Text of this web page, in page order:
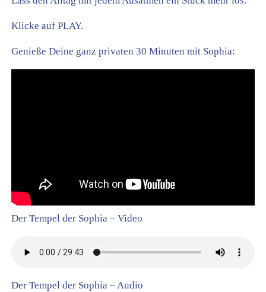
Klicke auf PLAY.
Genieße Deine ganz privaten 30 Minuten mit Sophia:
Der Tempel der Sophia – Video
Der Tempel der Sophia – Audio